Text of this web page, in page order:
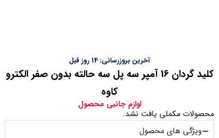
آخرین بروزرسانی: 14 روز قبل
کلید گردان 16 آمپر سه پل سه حالته بدون صفر الکترو
کاوه
لوازم جانبی محصول
محصولات مکملی یافت نشد.
ویژگی های محصول